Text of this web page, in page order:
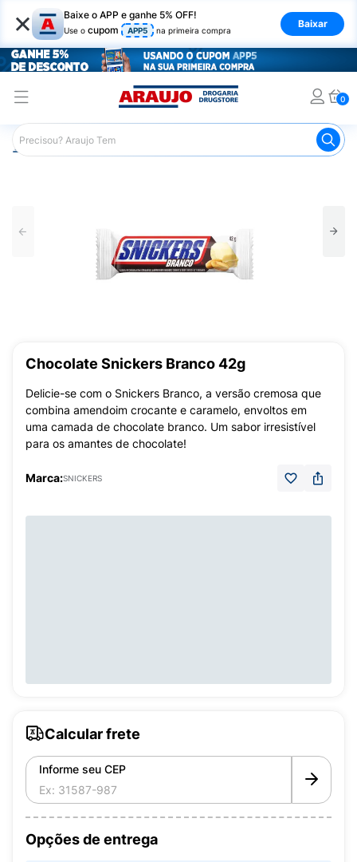
× Baixe o APP e ganhe 5% OFF!
Use o cupom APP5 na primeira compra
Baixar
0
Araujo Mercado Tablete de Chocolate
Chocolate Snickers Branco 42g
Delicie-se com o Snickers Branco, a versão cremosa que
combina amendoim crocante e caramelo, envoltos em
uma camada de chocolate branco. Um sabor irresistível
para os amantes de chocolate!
Marca:SNICKERS
Calcular frete
Informe seu CEP
Opções de entrega